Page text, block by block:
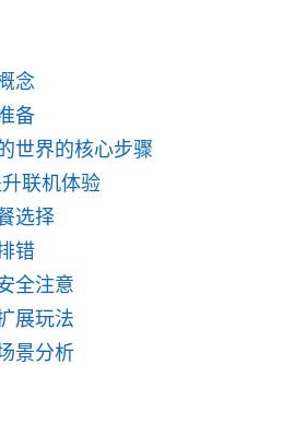
念
备
世界的核心步骤
联机体验
选择
错
全注意
展玩法
景分析